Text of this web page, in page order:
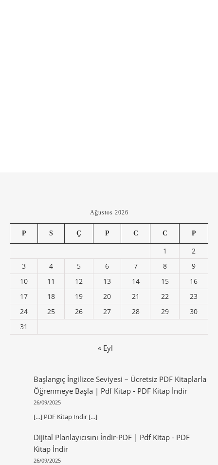
Ağustos 2026
P S Ç P C C P
1
2
3
4 5 6 7 8
9
10
11 12 13 14 15
16
17
18 19 20 21 22
23
24
25 26 27 28 29
30
31
« Eyl
Başlangıç İngilizce Seviyesi – Ücretsiz PDF Kitaplarla
Öğrenmeye Başla | Pdf Kitap- PDF Kitap İndir
26/09/2025
[…] PDF Kitap İndir […]
Dijital Planlayıcısını İndir-PDF | Pdf Kitap- PDF
Kitap İndir
26/09/2025